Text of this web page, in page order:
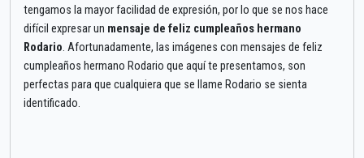
tengamos la mayor facilidad de expresión, por lo que se nos hace
difícil expresar un mensaje de feliz cumpleaños hermano
Rodario. Afortunadamente, las imágenes con mensajes de feliz
cumpleaños hermano Rodario que aquí te presentamos, son
perfectas para que cualquiera que se llame Rodario se sienta
identificado.